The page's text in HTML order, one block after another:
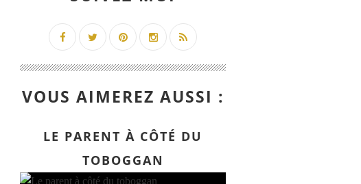
VOUS AIMEREZ AUSSI :
LE PARENT À CÔTÉ DU
TOBOGGAN